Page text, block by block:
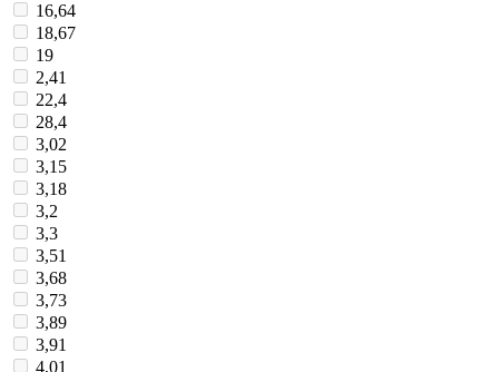
16,64
18,67
19
2,41
22,4
28,4
3,02
3,15
3,18
3,2
3,3
3,51
3,68
3,73
3,89
3,91
4,01